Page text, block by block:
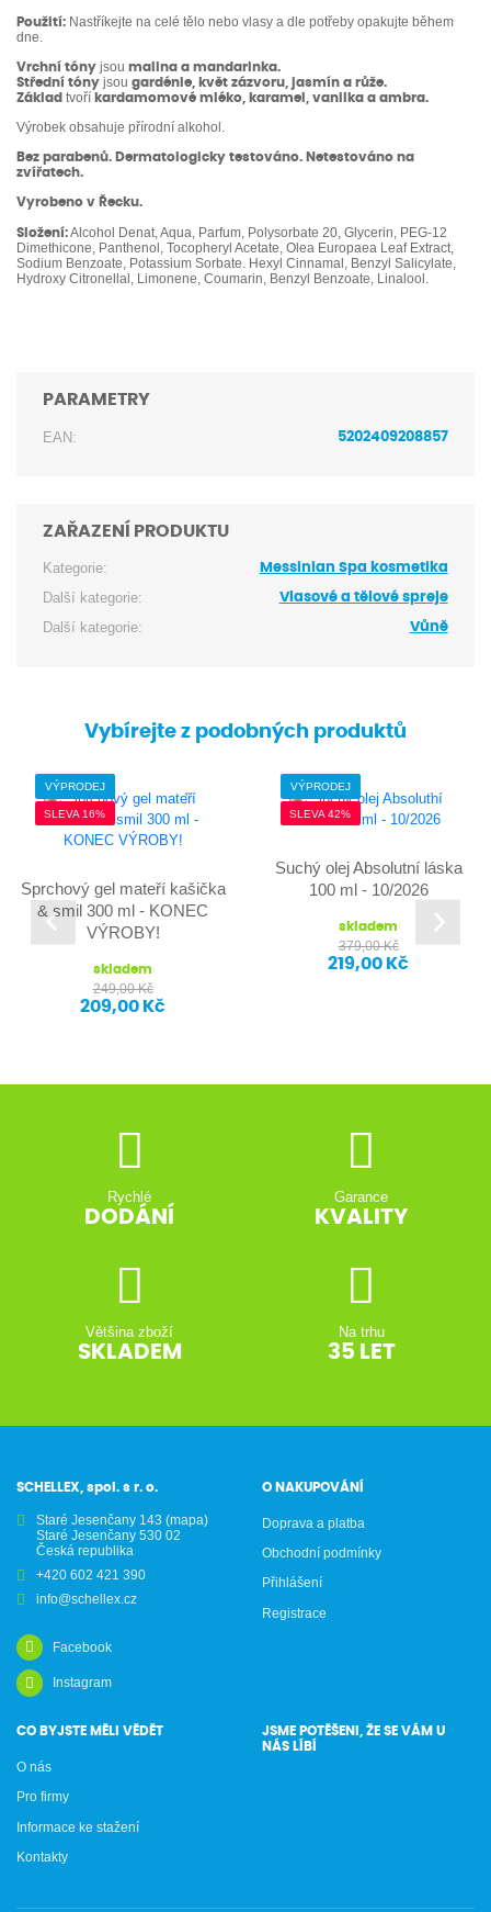
Použití: Nastříkejte na celé tělo nebo vlasy a dle potřeby opakujte během
dne.
Vrchní tóny jsou malina a mandarinka.
Střední tóny jsou gardénie, květ zázvoru, jasmín a růže.
Základ tvoří kardamomové mléko, karamel, vanilka a ambra.
Výrobek obsahuje přírodní alkohol.
Bez parabenů. Dermatologicky testováno. Netestováno na
zvířatech.
Vyrobeno v Řecku.
Složení:Alcohol Denat, Aqua, Parfum, Polysorbate 20, Glycerin, PEG-12
Dimethicone, Panthenol, Tocopheryl Acetate, Olea Europaea Leaf Extract,
Sodium Benzoate, Potassium Sorbate. Hexyl Cinnamal, Benzyl Salicylate,
Hydroxy Citronellal, Limonene, Coumarin, Benzyl Benzoate, Linalool.
PARAMETRY
EAN: 5202409208857
ZAŘAZENÍ PRODUKTU
Kategorie: Messinian Spa kosmetika
Další kategorie: Vlasové a tělové spreje
Další kategorie: Vůně
Vybírejte z podobných produktů
VÝPRODEJ
SLEVA 16%
Sprchový gel mateří kašička
& smil 300 ml - KONEC
VÝROBY!
skladem
249,00 Kč
209,00 Kč
VÝPRODEJ
SLEVA 42%
Suchý olej Absolutní láska
100 ml - 10/2026
skladem
379,00 Kč
219,00 Kč
Rychlé
DODÁNÍ
Garance
KVALITY
Většina zboží
SKLADEM
Na trhu
35 LET
SCHELLEX, spol. s r. o.
Staré Jesenčany 143 (mapa)
Staré Jesenčany 530 02
Česká republika
+420 602 421 390
info@schellex.cz
Facebook
Instagram
O NAKUPOVÁNÍ
Doprava a platba
Obchodní podmínky
Přihlášení
Registrace
CO BYJSTE MĚLI VĚDĚT
O nás
Pro firmy
Informace ke stažení
Kontakty
JSME POTĚŠENI, ŽE SE VÁM U
NÁS LÍBÍ